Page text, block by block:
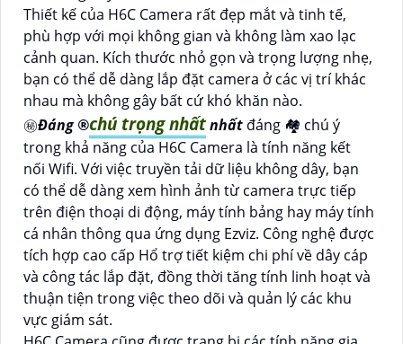
Thiết kế của H6C Camera rất đẹp mắt và tinh tế,
phù hợp với mọi không gian và không làm xao lạc
cảnh quan. Kích thước nhỏ gọn và trọng lượng nhẹ,
bạn có thể dễ dàng lắp đặt camera ở các vị trí khác
nhau mà không gây bất cứ khó khăn nào.
㊙️Đáng ®️chú trọng nhấtnhất đáng 🏘 chú ý
trong khả năng của H6C Camera là tính năng kết
nối Wifi. Với việc truyền tải dữ liệu không dây, bạn
có thể dễ dàng xem hình ảnh từ camera trực tiếp
trên điện thoại di động, máy tính bảng hay máy tính
cá nhân thông qua ứng dụng Ezviz. Công nghệ được
tích hợp cao cấp Hổ trợ tiết kiệm chi phí về dây cáp
và công tác lắp đặt, đồng thời tăng tính linh hoạt và
thuận tiện trong việc theo dõi và quản lý các khu
vực giám sát.